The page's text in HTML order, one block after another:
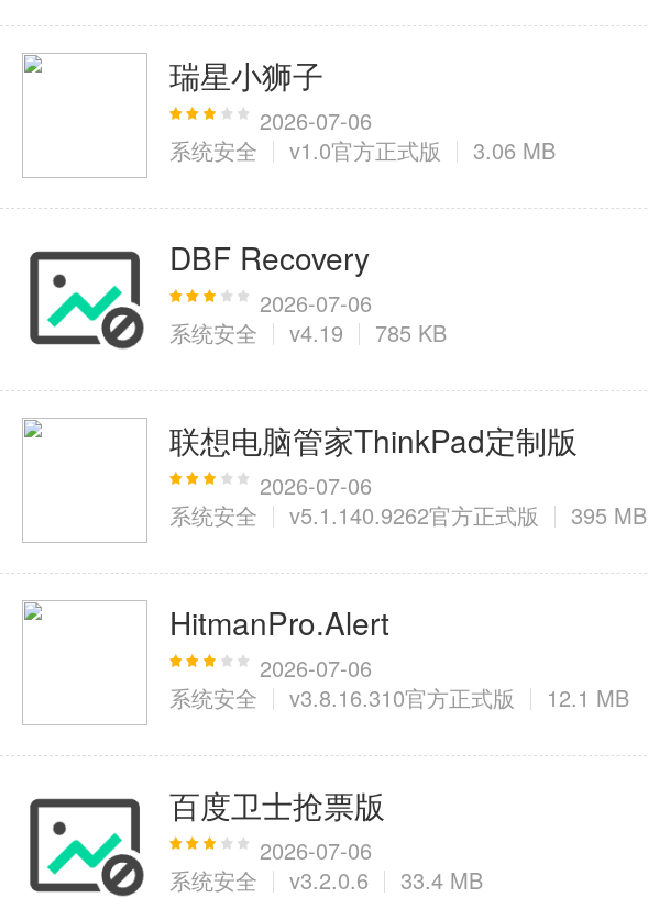
瑞星小狮子
2026-07-06
系统安全
v1.0官方正式版 3.06 MB
DBF Recovery
2026-07-06
系统安全
v4.19 785 KB
联想电脑管家ThinkPad定制版
2026-07-06
系统安全
v5.1.140.9262官方正式版 395 MB
HitmanPro.Alert
2026-07-06
系统安全
v3.8.16.310官方正式版 12.1 MB
百度卫士抢票版
2026-07-06
系统安全
v3.2.0.6 33.4 MB